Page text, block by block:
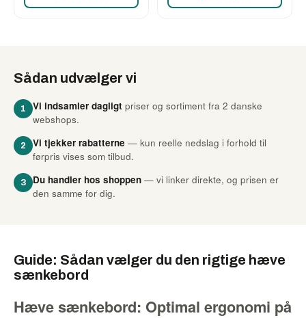
Sådan udvælger vi
1 Vi indsamler dagligt priser og sortiment fra 2 danske
webshops.
2 Vi tjekker rabatterne — kun reelle nedslag i forhold til
førpris vises som tilbud.
3 Du handler hos shoppen — vi linker direkte, og prisen er
den samme for dig.
Guide: Sådan vælger du den rigtige hæve
sænkebord
Hæve sænkebord: Optimal ergonomi på